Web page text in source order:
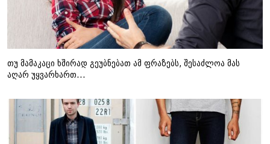
თუ მამაკაცი ხშირად გეუბნებათ ამ ფრაზებს, შესაძლოა მას
აღარ უყვარხართ...